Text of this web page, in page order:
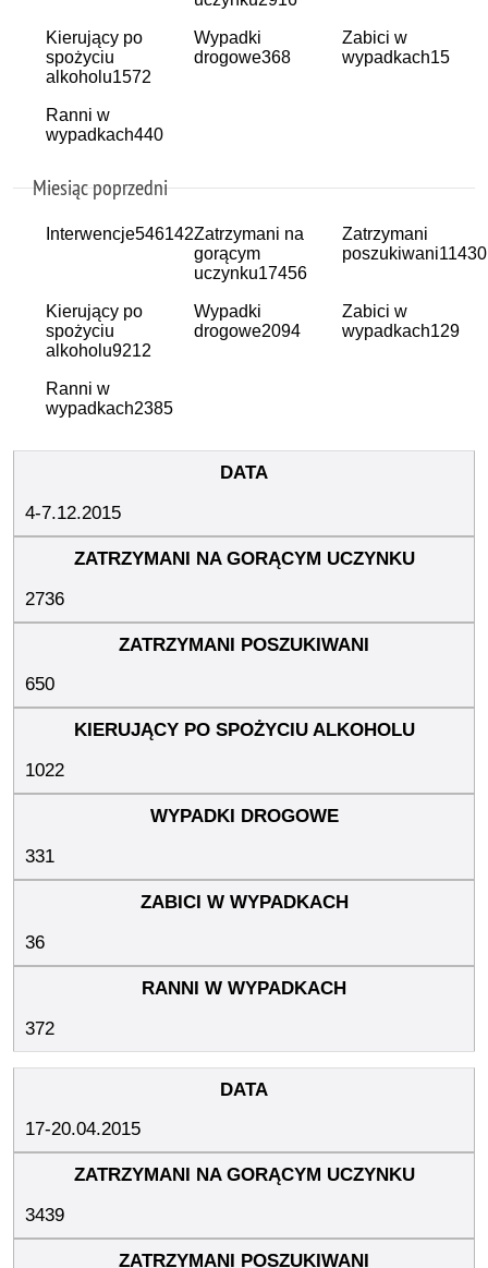
Kierujący po
spożyciu
alkoholu1572
Wypadki
drogowe368
Zabici w
wypadkach15
Ranni w
wypadkach440
Miesiąc poprzedni
Interwencje546142Zatrzymani na
gorącym
uczynku17456
Zatrzymani
poszukiwani11430
Kierujący po
spożyciu
alkoholu9212
Wypadki
drogowe2094
Zabici w
wypadkach129
Ranni w
wypadkach2385
4-7.12.2015
2736
650
1022
331
36
372
17-20.04.2015
3439